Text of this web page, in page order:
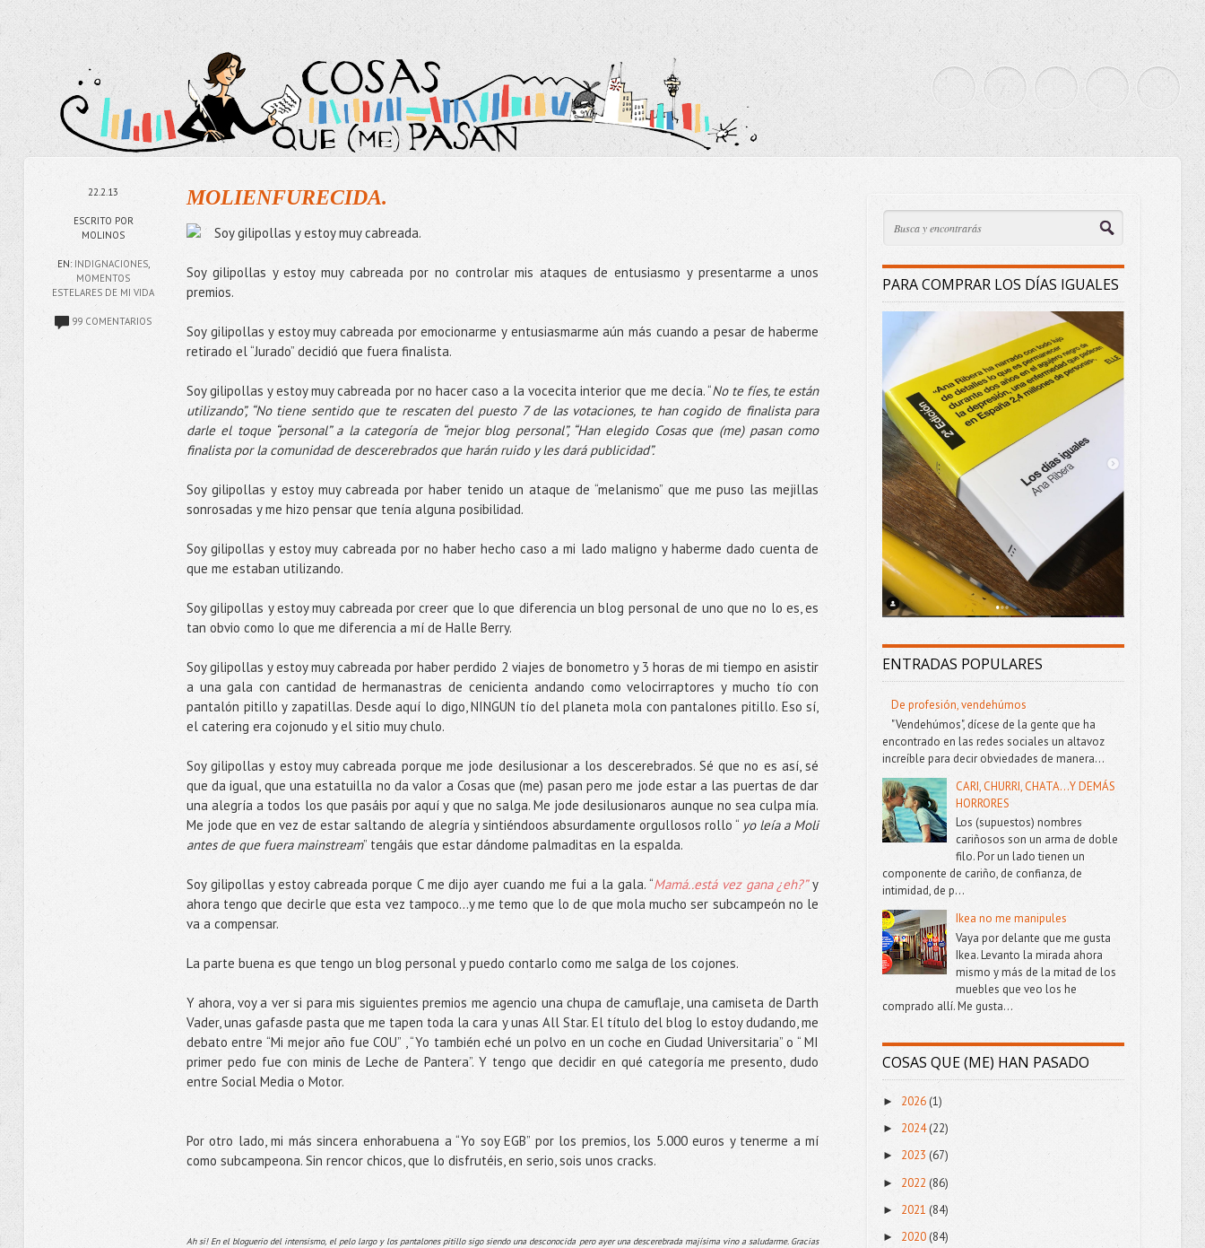
22.2.13
ESCRITO POR
MOLINOS
EN: INDIGNACIONES,
MOMENTOS
ESTELARES DE MI VIDA
99 COMENTARIOS
MOLIENFURECIDA.
Soy gilipollas y estoy muy cabreada.
Soy gilipollas y estoy muy cabreada por no controlar mis ataques de entusiasmo y presentarme a unos
premios.
Soy gilipollas y estoy muy cabreada por emocionarme y entusiasmarme aún más cuando a pesar de haberme
retirado el “Jurado” decidió que fuera finalista.
Soy gilipollas y estoy muy cabreada por no hacer caso a la vocecita interior que me decía. “No te fíes, te están
utilizando”, “No tiene sentido que te rescaten del puesto 7 de las votaciones, te han cogido de finalista para
darle el toque “personal” a la categoría de “mejor blog personal”, “Han elegido Cosas que (me) pasan como
finalista por la comunidad de descerebrados que harán ruido y les dará publicidad”.
Soy gilipollas y estoy muy cabreada por haber tenido un ataque de “melanismo” que me puso las mejillas
sonrosadas y me hizo pensar que tenía alguna posibilidad.
Soy gilipollas y estoy muy cabreada por no haber hecho caso a mi lado maligno y haberme dado cuenta de
que me estaban utilizando.
Soy gilipollas y estoy muy cabreada por creer que lo que diferencia un blog personal de uno que no lo es, es
tan obvio como lo que me diferencia a mí de Halle Berry.
Soy gilipollas y estoy muy cabreada por haber perdido 2 viajes de bonometro y 3 horas de mi tiempo en asistir
a una gala con cantidad de hermanastras de cenicienta andando como velocirraptores y mucho tío con
pantalón pitillo y zapatillas. Desde aquí lo digo, NINGUN tío del planeta mola con pantalones pitillo. Eso sí,
el catering era cojonudo y el sitio muy chulo.
Soy gilipollas y estoy muy cabreada porque me jode desilusionar a los descerebrados. Sé que no es así, sé
que da igual, que una estatuilla no da valor a Cosas que (me) pasan pero me jode estar a las puertas de dar
una alegría a todos los que pasáis por aquí y que no salga. Me jode desilusionaros aunque no sea culpa mía.
Me jode que en vez de estar saltando de alegría y sintiéndoos absurdamente orgullosos rollo “ yo leía a Moli
antes de que fuera mainstream” tengáis que estar dándome palmaditas en la espalda.
Soy gilipollas y estoy cabreada porque C me dijo ayer cuando me fui a la gala. “Mamá..está vez gana ¿eh?”y
ahora tengo que decirle que esta vez tampoco…y me temo que lo de que mola mucho ser subcampeón no le
va a compensar.
La parte buena es que tengo un blog personal y puedo contarlo como me salga de los cojones.
Y ahora, voy a ver si para mis siguientes premios me agencio una chupa de camuflaje, una camiseta de Darth
Vader, unas gafasde pasta que me tapen toda la cara y unas All Star. El título del blog lo estoy dudando, me
debato entre “Mi mejor año fue COU” , “Yo también eché un polvo en un coche en Ciudad Universitaria” o “ MI
primer pedo fue con minis de Leche de Pantera”. Y tengo que decidir en qué categoría me presento, dudo
entre Social Media o Motor.
Por otro lado, mi más sincera enhorabuena a “Yo soy EGB” por los premios, los 5.000 euros y tenerme a mí
como subcampeona. Sin rencor chicos, que lo disfrutéis, en serio, sois unos cracks.
Ah si! En el bloguerio del intensismo, el pelo largo y los pantalones pitillo sigo siendo una desconocida pero ayer una descerebrada majísima vino a saludarme. Gracias
PARA COMPRAR LOS DÍAS IGUALES
ENTRADAS POPULARES
De profesión, vendehúmos
"Vendehúmos", dícese de la gente que ha
encontrado en las redes sociales un altavoz
increíble para decir obviedades de manera...
CARI, CHURRI, CHATA...Y DEMÁS
HORRORES
Los (supuestos) nombres
cariñosos son un arma de doble
filo. Por un lado tienen un
componente de cariño, de confianza, de
intimidad, de p...
Ikea no me manipules
Vaya por delante que me gusta
Ikea. Levanto la mirada ahora
mismo y más de la mitad de los
muebles que veo los he
comprado allí. Me gusta...
COSAS QUE (ME) HAN PASADO
► 2026 (1)
► 2024(22)
► 2023 (67)
► 2022 (86)
► 2021 (84)
► 2020(84)